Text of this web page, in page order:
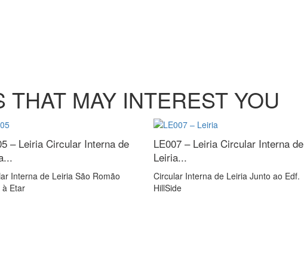
THAT MAY INTEREST YOU
– Leiria Circular Interna de
Interna de Leiria São Romão
Etar
LE007 – Leiria Circular Interna de
Leiria...
Circular Interna de Leiria Junto ao Edf.
HillSide